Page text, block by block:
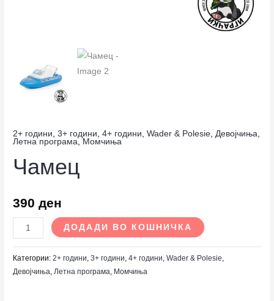
2+ години ,3+ години ,4+ години ,Wader & Polesie Девојчиња
Летна програма,Момчиња
Чамец
390 ден
ДОДАДИ ВО КОШНИЧКА
Категории:2+ години ,3+ години ,4+ години ,Wader & Polesie
Девојчиња Летна програма Момчиња